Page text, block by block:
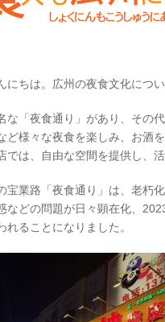
にちは。広州の夜食文化につい
な「夜食通り」があり、その
ど様々な夜食を楽しみ、お酒
では、自由な空間を提供し、
宝業路「夜食通り」は、老朽
などの問題が日々顕在化、
れることになりました。